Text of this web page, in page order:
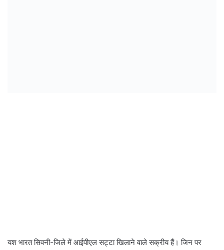
यश भारत सिवनी-जिले में आईपीएल सट्टा खिलाने वाले सक्रीय हैं। जिन पर